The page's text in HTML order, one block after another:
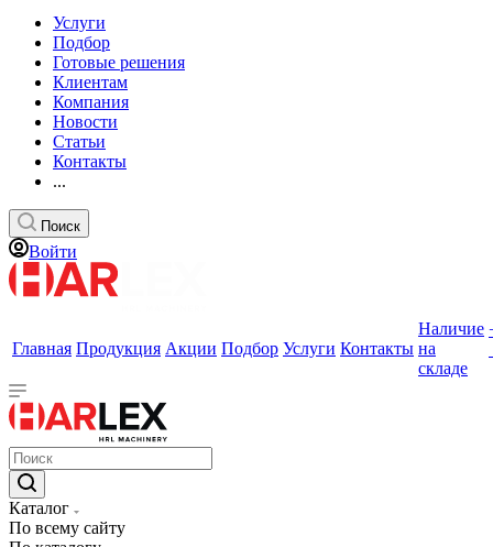
Услуги
Подбор
Готовые решения
Клиентам
Компания
Новости
Статьи
Контакты
...
Поиск
Войти
Главная Продукция Акции Подбор Услуги Контакты
Наличие
на
складе
Каталог
По всему сайту